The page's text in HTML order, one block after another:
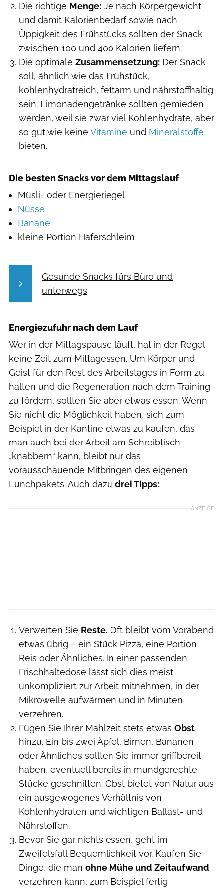
Die richtige Menge: Je nach Körpergewicht
und damit Kalorienbedarf sowie nach
Üppigkeit des Frühstücks sollten der Snack
zwischen 100 und 400 Kalorien liefern.
Die optimale Zusammensetzung: Der Snack
soll, ähnlich wie das Frühstück,
kohlenhydratreich, fettarm und nährstoffhaltig
sein. Limonadengetränke sollten gemieden
werden, weil sie zwar viel Kohlenhydrate, aber
so gut wie keine Vitamine und Mineralstoffe
bieten.
Die besten Snacks vor dem Mittagslauf
Müsli- oder Energieriegel
Nüsse
Banane
kleine Portion Haferschleim
Gesunde Snacks fürs Büro und
unterwegs
Energiezufuhr nach dem Lauf
Wer in der Mittagspause läuft, hat in der Regel
keine Zeit zum Mittagessen. Um Körper und
Geist für den Rest des Arbeitstages in Form zu
halten und die Regeneration nach dem Training
zu fördern, sollten Sie aber etwas essen. Wenn
Sie nicht die Möglichkeit haben, sich zum
Beispiel in der Kantine etwas zu kaufen, das
man auch bei der Arbeit am Schreibtisch
„knabbern“ kann, bleibt nur das
vorausschauende Mitbringen des eigenen
Lunchpakets. Auch dazu drei Tipps:
ANZEIGE
Verwerten Sie Reste. Oft bleibt vom Vorabend
etwas übrig – ein Stück Pizza, eine Portion
Reis oder Ähnliches. In einer passenden
Frischhaltedose lässt sich dies meist
unkompliziert zur Arbeit mitnehmen, in der
Mikrowelle aufwärmen und in Minuten
verzehren.
Fügen Sie Ihrer Mahlzeit stets etwas Obst
hinzu. Ein bis zwei Äpfel, Birnen, Bananen
oder Ähnliches sollten Sie immer griffbereit
haben, eventuell bereits in mundgerechte
Stücke geschnitten. Obst bietet von Natur aus
ein ausgewogenes Verhältnis von
Kohlenhydraten und wichtigen Ballast- und
Nährstoffen.
Bevor Sie gar nichts essen, geht im
Zweifelsfall Bequemlichkeit vor. Kaufen Sie
Dinge, die man ohne Mühe und Zeitaufwand
verzehren kann, zum Beispiel fertig